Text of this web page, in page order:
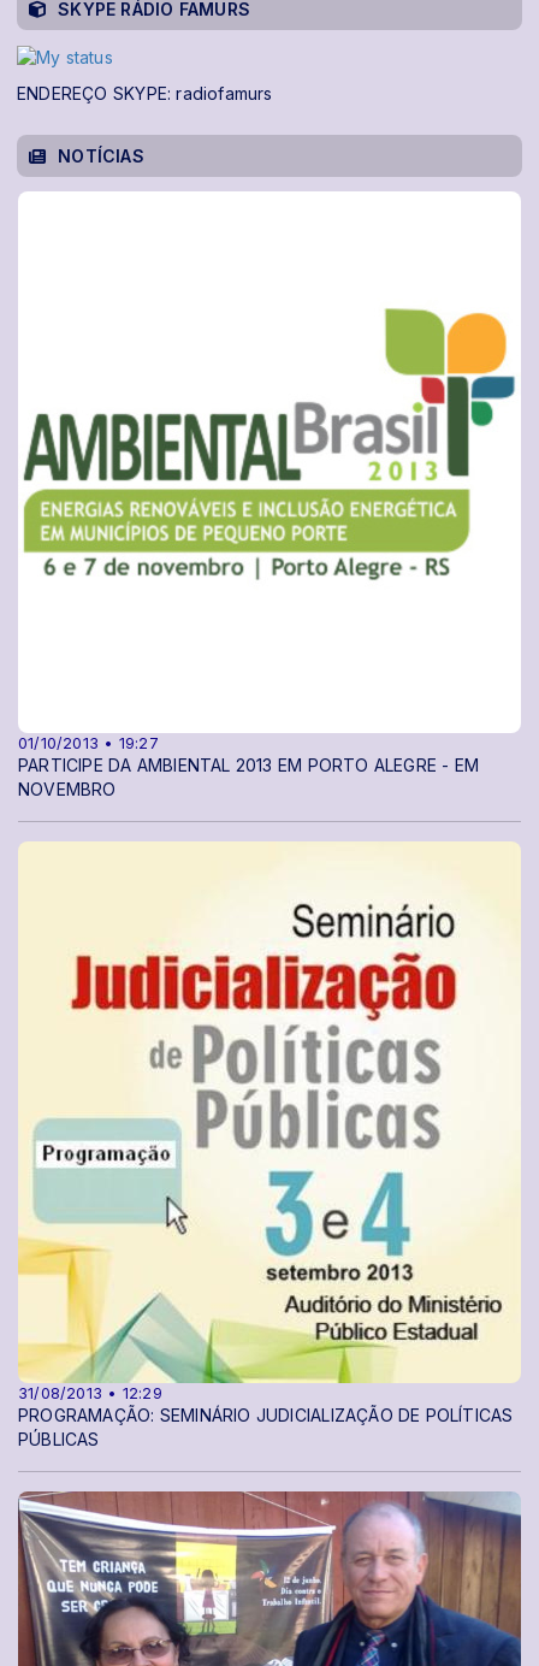
SKYPE RÁDIO FAMURS
ENDEREÇO SKYPE: radiofamurs
NOTÍCIAS
01/10/2013 • 19:27
PARTICIPE DA AMBIENTAL 2013 EM PORTO ALEGRE - EM
NOVEMBRO
31/08/2013 • 12:29
PROGRAMAÇÃO: SEMINÁRIO JUDICIALIZAÇÃO DE POLÍTICAS
PÚBLICAS